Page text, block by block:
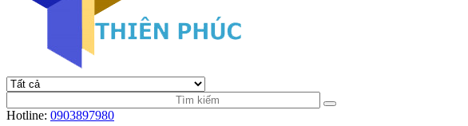
Hotline: 0903897980